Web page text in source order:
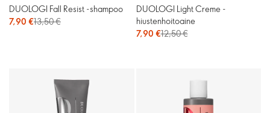
DUOLOGI Fall Resist -shampoo
7,90 €13,50 €
DUOLOGI Light Creme -
hiustenhoitoaine
7,90 €12,50 €